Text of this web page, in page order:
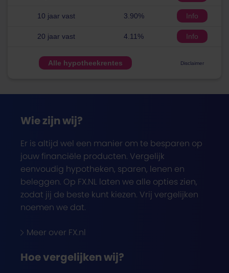
10 jaar vast 3.90% Info
20 jaar vast 4.11% Info
Alle hypotheekrentes Disclaimer
Wie zijn wij?
Er is altijd wel een manier om te besparen op
jouw financiële producten. Vergelijk
eenvoudig hypotheken, sparen, lenen en
beleggen. Op FX.NL laten we alle opties zien,
zodat jij de beste kunt kiezen. Vrij vergelijken
noemen we dat.
Meer over FX.nl
Hoe vergelijken wij?